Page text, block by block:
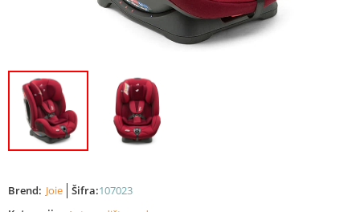
Brend: Joie Šifra:107023